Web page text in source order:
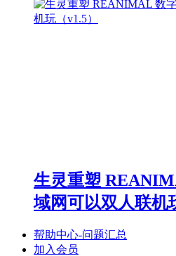
生灵重塑
域网可以双人联机
帮助中心-问题汇总
加入会员